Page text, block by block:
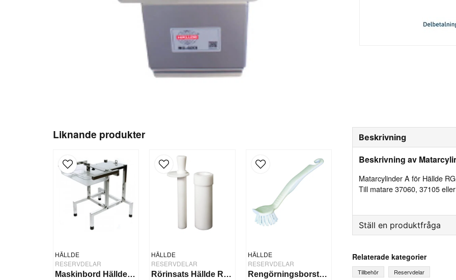
Liknande produkter
HÄLLDE
RESERVDELAR
Maskinbord Hällde GN 1/1-100
HÄLLDE
RESERVDELAR
Rörinsats Hällde RG100/200, inkl. stöt
HÄLLDE
RESERVDELAR
Rengörningsborste Hällde, liten
Beskrivning
Beskrivning av
Matarcylinder A för Hällde
Till matare 37060, 37105
Ställ en produktfråga
Fråga oss något om
Relaterade kategorier
Tillbehör Reservdelar